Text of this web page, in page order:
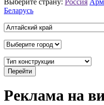
Выберите страну: Россия
Беларусь
Реклама на